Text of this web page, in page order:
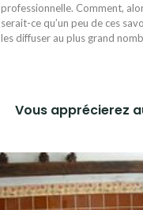
professionnelle. Comment,
serait-ce qu’un peu de ces
les diffuser au plus grand
Vous apprécierez